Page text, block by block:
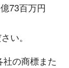
73百万円
い。
の商標また